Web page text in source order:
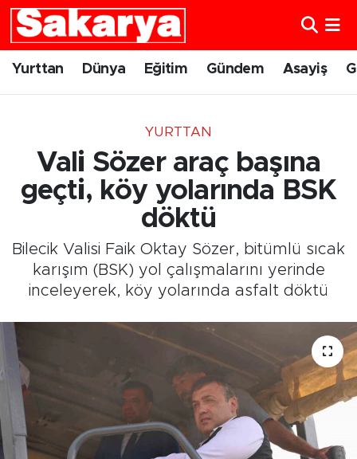
Yurttan Dünya Eğitim Gündem Asayiş
YURTTAN
Vali Sözer araç başına
geçti, köy yolarında BSK
döktü
Bilecik Valisi Faik Oktay Sözer, bitümlü sıcak
karışım (BSK) yol çalışmalarını yerinde
inceleyerek, köy yolarında asfalt döktü
Yurttan
Gündem
Spor
Tarihçe
Resmi İlanlar
Eskişehir Nöbetçi Eczaneler
Eskişehir Trafik Yoğunluk Haritası
Süper Lig Puan Durumu ve Fikstür
Tüm Manşetler